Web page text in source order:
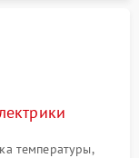
температуры,